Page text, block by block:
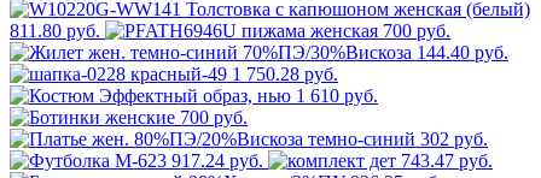
811.80 руб.
700 руб.
144.40 руб.
1 750.28 руб.
1 610 руб.
700 руб.
302 руб.
917.24 руб.
743.47 руб.